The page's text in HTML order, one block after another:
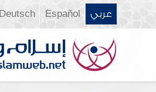
عربي Español
Deutsch